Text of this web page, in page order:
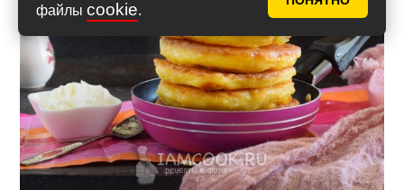
файлы cookie.